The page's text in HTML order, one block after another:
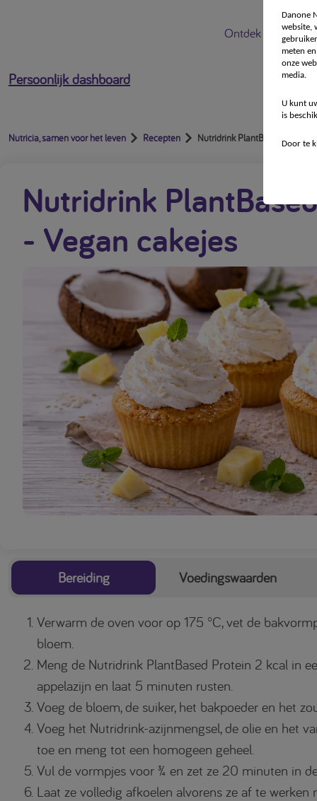
Ontdek Nutricia
Persoonlijk dashboard
Nutricia, samen voor het leven Recepten Nutridrink PlantBased Protein
Nutridrink
- Vegan cakejes
Bereiding Voedingswaarden
Verwarm de oven voor op 175 °C, vet de
bloem.
Meng de Nutridrink PlantBased Protein 2 kcal in
appelazijn en laat 5 minuten rusten.
Voeg de bloem, de suiker, het bakpoeder en het
Voeg het Nutridrink-azijnmengsel, de olie en het
toe en meng tot een homogeen geheel.
Vul de vormpjes voor ¾ en zet ze 20 minuten in
Laat ze volledig afkoelen alvorens ze af te werken
Danone
website,
meten
onze
media.
U kunt
is
Door te